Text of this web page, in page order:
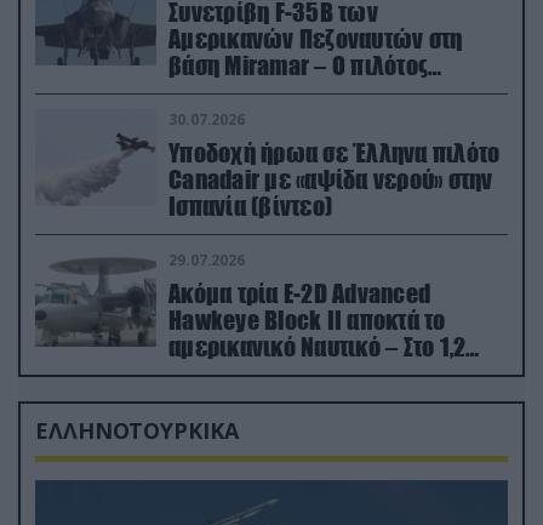
Συνετρίβη F-35B των
Αμερικανών Πεζοναυτών στη
βάση Miramar – Ο πιλότος
εκτινάχθηκε εγκαίρως
30.07.2026
Υποδοχή ήρωα σε Έλληνα πιλότο
Canadair με «αψίδα νερού» στην
Ισπανία (βίντεο)
29.07.2026
Ακόμα τρία E-2D Advanced
Hawkeye Block II αποκτά το
αμερικανικό Ναυτικό – Στο 1,2
δισ.δολάρια το κόστος
ΕΛΛΗΝΟΤΟΥΡΚΙΚΑ